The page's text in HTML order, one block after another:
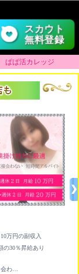
スカウト
無料登録
ぱぱ活カレッジ
万円の副収入
の30％昇給あり